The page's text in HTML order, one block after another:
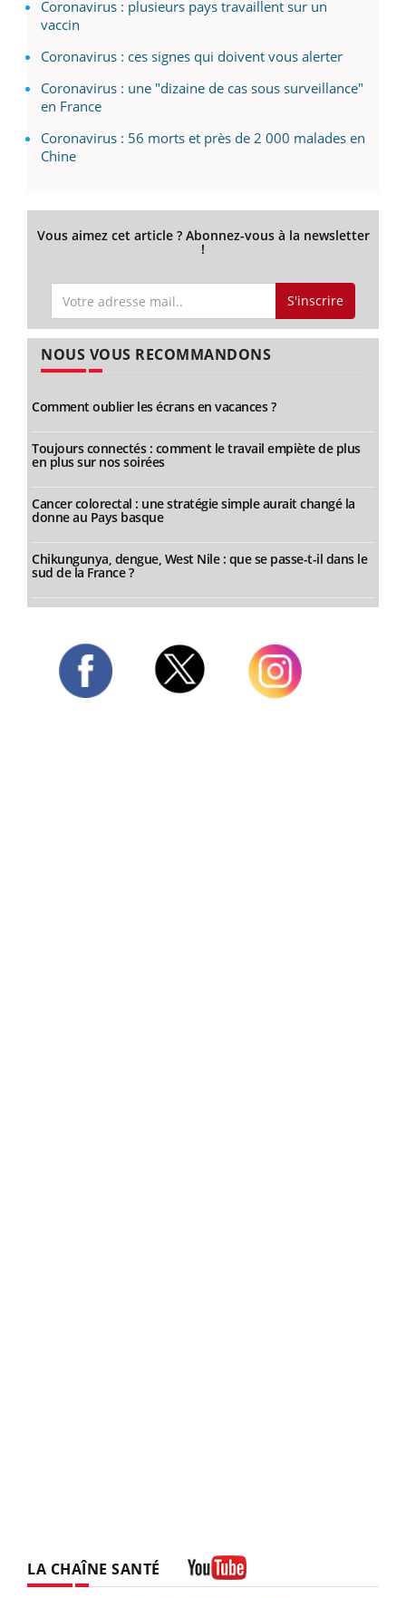
Coronavirus : plusieurs pays travaillent sur un
vaccin
Coronavirus : ces signes qui doivent vous alerter
Coronavirus : une "dizaine de cas sous surveillance"
en France
Coronavirus : 56 morts et près de 2 000 malades en
Chine
Vous aimez cet article ? Abonnez-vous à la newsletter
!
S'inscrire
NOUS VOUS RECOMMANDONS
Comment oublier les écrans en vacances ?
Toujours connectés : comment le travail empiète de plus
en plus sur nos soirées
Cancer colorectal : une stratégie simple aurait changé la
donne au Pays basque
Chikungunya, dengue, West Nile : que se passe-t-il dans le
sud de la France ?
LA CHAÎNE SANTÉ